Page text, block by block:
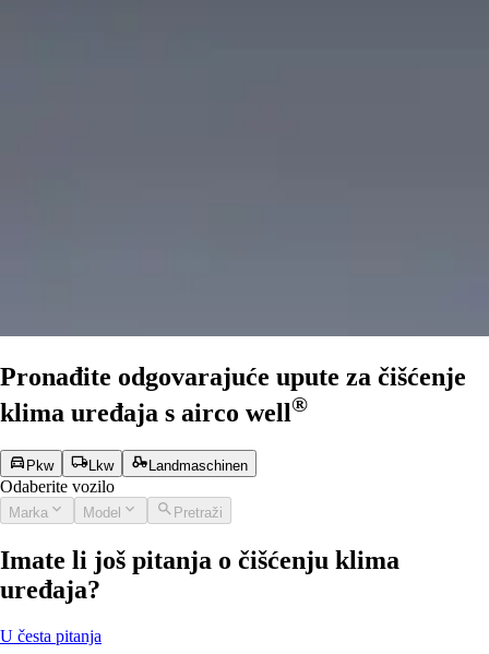
Pronađite odgovarajuće upute za čišćenje
klima uređaja s airco well®
Pkw Lkw Landmaschinen
Odaberite vozilo
Marka Model Pretraži
Imate li još pitanja o čišćenju klima
uređaja?
U česta pitanja